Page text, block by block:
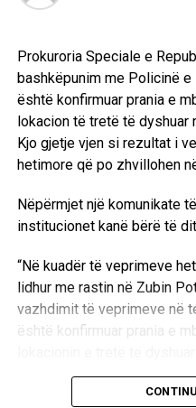
Prokuroria Speciale e
bashkëpunim me Policinë
është konfirmuar prania e
lokacion të tretë të dyshuar
Kjo gjetje vjen si rezultat i
hetimore që po zhvillohen
Nëpërmjet një komunikate
institucionet kanë bërë të
“Në kuadër të veprimeve
lidhur me rastin në Zubin
vazhdimit të veprimeve në
është konfirmuar prania e
Aktualisht, autoritetet